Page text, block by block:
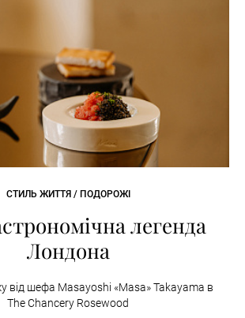
СТИЛЬ ЖИТТЯ / ПОДОРОЖІ
легенда
Лондона
від шефа Masayoshi «Masa» Takayama в
The Chancery Rosewood